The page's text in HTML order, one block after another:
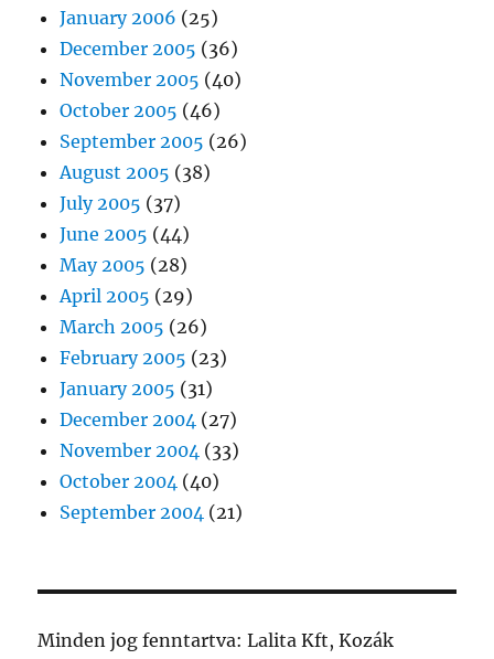
January 2006 (25)
December 2005 (36)
November 2005 (40)
October 2005 (46)
September 2005 (26)
August 2005 (38)
July 2005 (37)
June 2005 (44)
May 2005 (28)
April 2005 (29)
March 2005 (26)
February 2005 (23)
January 2005 (31)
December 2004 (27)
November 2004 (33)
October 2004 (40)
September 2004 (21)
Minden jog fenntartva: Lalita Kft, Kozák